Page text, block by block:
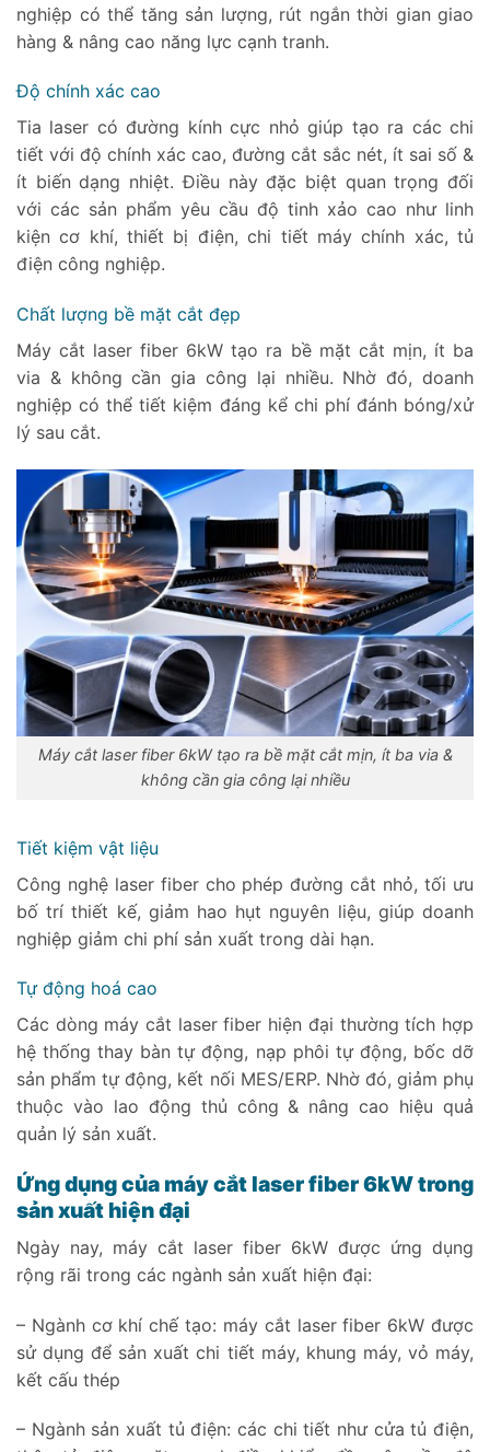
nghiệp có thể tăng sản lượng, rút ngắn thời gian giao
hàng & nâng cao năng lực cạnh tranh.
Độ chính xác cao
Tia laser có đường kính cực nhỏ giúp tạo ra các chi
tiết với độ chính xác cao, đường cắt sắc nét, ít sai số &
ít biến dạng nhiệt. Điều này đặc biệt quan trọng đối
với các sản phẩm yêu cầu độ tinh xảo cao như linh
kiện cơ khí, thiết bị điện, chi tiết máy chính xác, tủ
điện công nghiệp.
Chất lượng bề mặt cắt đẹp
Máy cắt laser fiber 6kW tạo ra bề mặt cắt mịn, ít ba
via & không cần gia công lại nhiều. Nhờ đó, doanh
nghiệp có thể tiết kiệm đáng kể chi phí đánh bóng/xử
lý sau cắt.
Máy cắt laser fiber 6kW tạo ra bề mặt cắt mịn, ít ba via &
không cần gia công lại nhiều
Tiết kiệm vật liệu
Công nghệ laser fiber cho phép đường cắt nhỏ, tối ưu
bố trí thiết kế, giảm hao hụt nguyên liệu, giúp doanh
nghiệp giảm chi phí sản xuất trong dài hạn.
Tự động hoá cao
Các dòng máy cắt laser fiber hiện đại thường tích hợp
hệ thống thay bàn tự động, nạp phôi tự động, bốc dỡ
sản phẩm tự động, kết nối MES/ERP. Nhờ đó, giảm phụ
thuộc vào lao động thủ công & nâng cao hiệu quả
quản lý sản xuất.
Ứng dụng của máy cắt laser fiber 6kW trong
sản xuất hiện đại
Ngày nay, máy cắt laser fiber 6kW được ứng dụng
rộng rãi trong các ngành sản xuất hiện đại:
– Ngành cơ khí chế tạo: máy cắt laser fiber 6kW được
sử dụng để sản xuất chi tiết máy, khung máy, vỏ máy,
kết cấu thép
– Ngành sản xuất tủ điện: các chi tiết như cửa tủ điện,